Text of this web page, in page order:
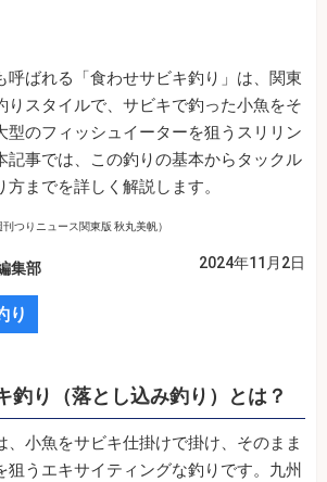
呼ばれる「食わせサビキ釣り」は、関東
りスタイルで、サビキで釣った小魚をそ
型のフィッシュイーターを狙うスリリン
記事では、この釣りの基本からタックル
までを詳しく解説します。
つりニュース関東版 秋丸美帆）
集部 2024年11月2日
り
釣り（落とし込み釣り）とは？
、小魚をサビキ仕掛けで掛け、そのまま
狙うエキサイティングな釣りです。九州